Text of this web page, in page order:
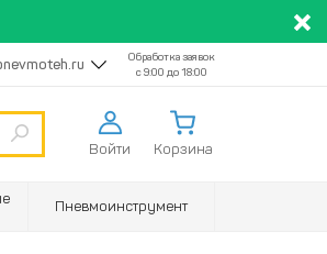
Обработка заявок
с 9:00 до 18:00
Войти Корзина
Пневмоинструмент